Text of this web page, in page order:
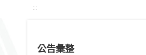
:::
公告彙整